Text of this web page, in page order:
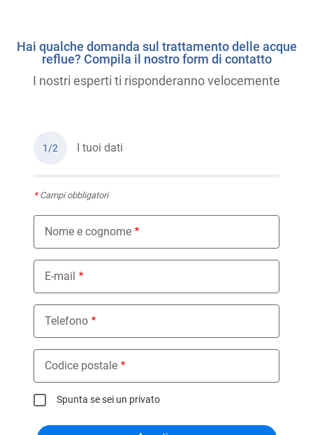
Hai qualche domanda sul trattamento delle acque
reflue? Compila il nostro form di contatto
I nostri esperti ti risponderanno velocemente
1/2 I tuoi dati
*Campi obbligatori
Nome e cognome
E-mail
Telefono
Codice postale
Spunta se sei un privato